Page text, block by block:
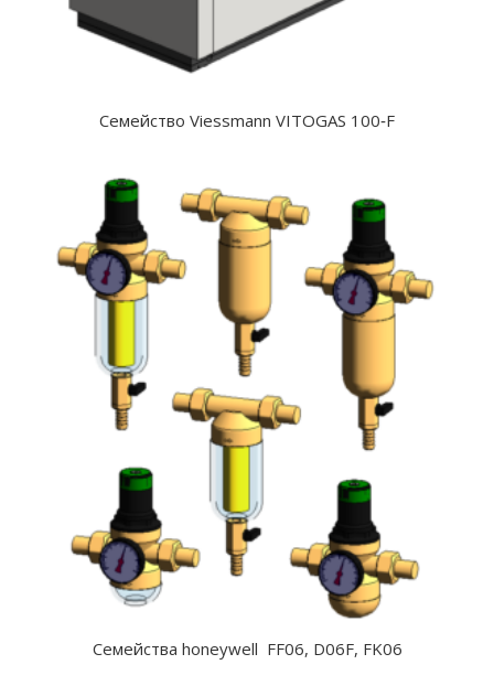
Семейство Viessmann VITOGAS 100‐F
Семейства honeywell FF06, D06F, FK06